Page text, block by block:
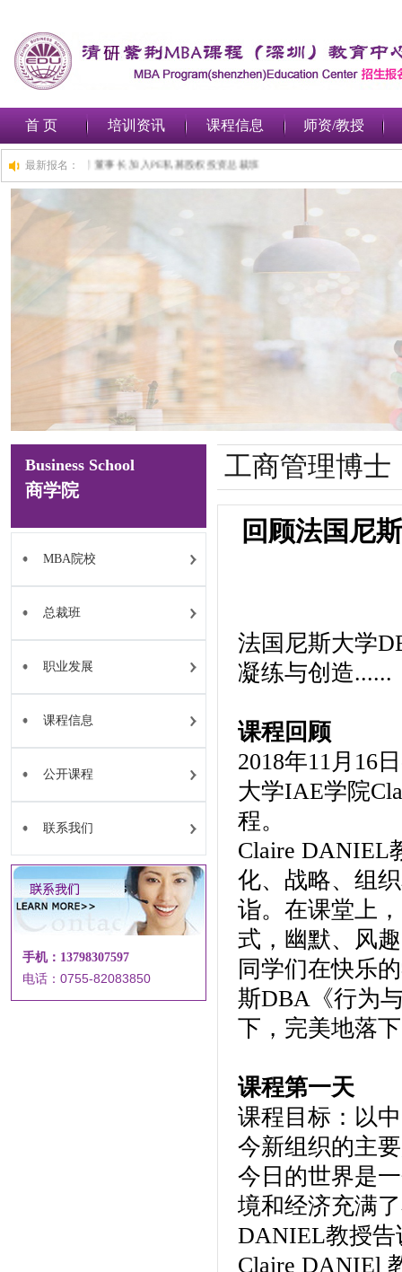
首 页 培训资讯 课程信息 师资/教授
最新报名：
金融集团有限公司 董事长 加入PE私募股权投资总裁班
Business School
商学院
MBA院校
总裁班
职业发展
课程信息
公开课程
联系我们
手机：13798307597
电话：0755-82083850
工商管理博士
回顾法国尼
法国尼斯大学
凝练与创造......
课程回顾
2018年11月16
大学IAE学院
程。
Claire DANIEL
化、战略、组
诣。在课堂上
式，幽默、风
同学们在快乐
斯DBA《行为
下，完美地落
课程第一天
课程目标：以
今新组织的主
今日的世界是
境和经济充满
DANIEL教授告
Claire DANIEl